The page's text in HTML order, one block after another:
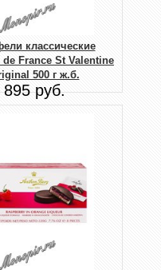
классические
de France St Valentine
500 г ж.б.
895 руб.